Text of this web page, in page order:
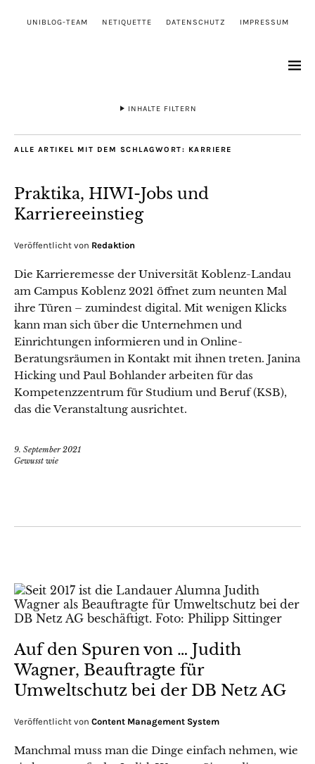
UNIBLOG-TEAM NETIQUETTE DATENSCHUTZ IMPRESSUM
INHALTE FILTERN
ALLE ARTIKEL MIT DEM SCHLAGWORT: KARRIERE
Praktika, HIWI-Jobs und
Karriereeinstieg
Veröffentlicht von Redaktion
Die Karrieremesse der Universität Koblenz-Landau
am Campus Koblenz 2021 öffnet zum neunten Mal
ihre Türen – zumindest digital. Mit wenigen Klicks
kann man sich über die Unternehmen und
Einrichtungen informieren und in Online-
Beratungsräumen in Kontakt mit ihnen treten. Janina
Hicking und Paul Bohlander arbeiten für das
Kompetenzzentrum für Studium und Beruf (KSB),
das die Veranstaltung ausrichtet.
9. September 2021
Gewusst wie
Auf den Spuren von … Judith
Wagner, Beauftragte für
Umweltschutz bei der DB Netz AG
Veröffentlicht von Content Management System
Manchmal muss man die Dinge einfach nehmen, wie